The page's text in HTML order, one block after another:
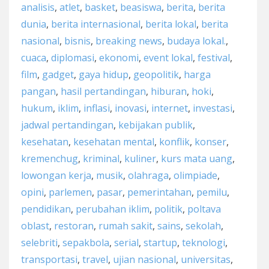
analisis, atlet, basket, beasiswa, berita, berita
dunia, berita internasional, berita lokal, berita
nasional, bisnis, breaking news, budaya lokal.,
cuaca, diplomasi, ekonomi, event lokal, festival,
film, gadget, gaya hidup, geopolitik, harga
pangan, hasil pertandingan, hiburan, hoki,
hukum, iklim, inflasi, inovasi, internet, investasi,
jadwal pertandingan, kebijakan publik,
kesehatan, kesehatan mental, konflik, konser,
kremenchug, kriminal, kuliner, kurs mata uang,
lowongan kerja, musik, olahraga, olimpiade,
opini, parlemen, pasar, pemerintahan, pemilu,
pendidikan, perubahan iklim, politik, poltava
oblast, restoran, rumah sakit, sains, sekolah,
selebriti, sepakbola, serial, startup, teknologi,
transportasi, travel, ujian nasional, universitas,